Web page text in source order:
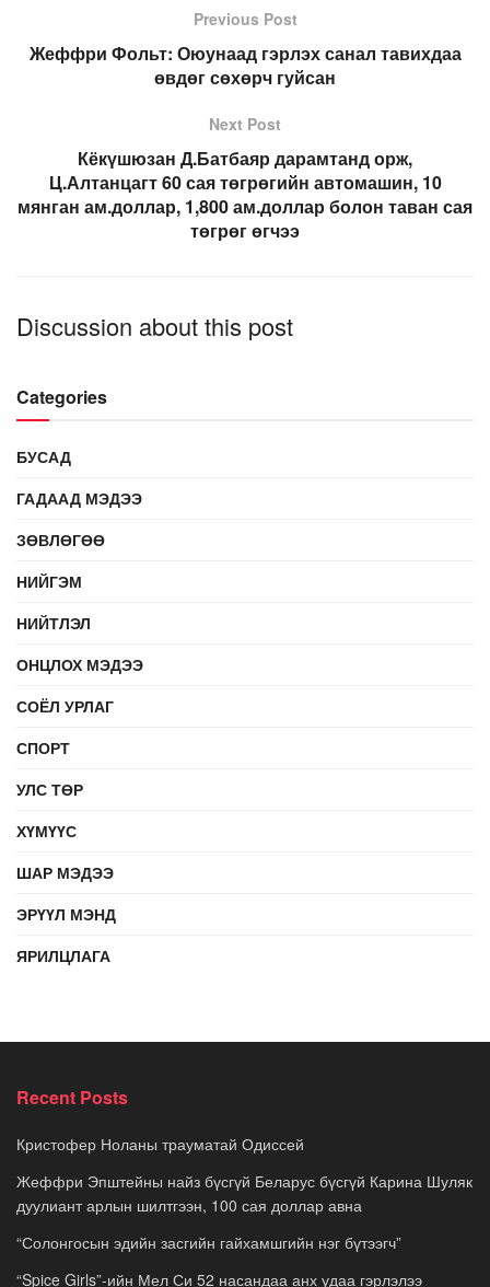
Previous Post
Жеффри Фольт: Оюунаад гэрлэх санал тавихдаа
өвдөг сөхөрч гуйсан
Next Post
Кёкүшюзан Д.Батбаяр дарамтанд орж,
Ц.Алтанцагт 60 сая төгрөгийн автомашин, 10
мянган ам.доллар, 1,800 ам.доллар болон таван сая
төгрөг өгчээ
Discussion about this post
Categories
БУСАД
ГАДААД МЭДЭЭ
ЗӨВЛӨГӨӨ
НИЙГЭМ
НИЙТЛЭЛ
ОНЦЛОХ МЭДЭЭ
СОЁЛ УРЛАГ
СПОРТ
УЛС ТӨР
ХҮМҮҮС
ШАР МЭДЭЭ
ЭРҮҮЛ МЭНД
ЯРИЛЦЛАГА
Recent Posts
Кристофер Ноланы трауматай Одиссей
Жеффри Эпштейны найз бүсгүй Беларус бүсгүй Карина Шуляк
дуулиант арлын шилтгээн, 100 сая доллар авна
“Солонгосын эдийн засгийн гайхамшгийн нэг бүтээгч”
“Spice Girls”-ийн Мел Си 52 насандаа анх удаа гэрлэлээ